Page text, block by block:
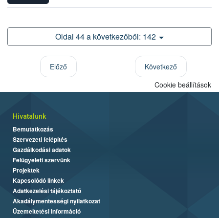
Oldal 44 a következőből: 142
Előző
Következő
Cookie beállítások
Hivatalunk
Bemutatkozás
Szervezeti felépítés
Gazdálkodási adatok
Felügyeleti szervünk
Projektek
Kapcsolódó linkek
Adatkezelési tájékoztató
Akadálymentességi nyilatkozat
Üzemeltetési információ